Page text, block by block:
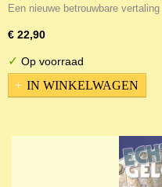
Een nieuwe betrouwbare
€ 22,90
✓ Op voorraad
IN WINKELWAGEN